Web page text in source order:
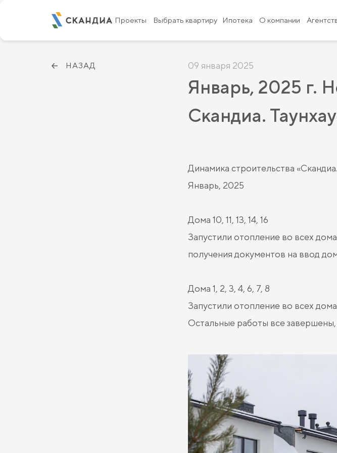
Проекты Выбрать квартиру Ипотека О компании
НАЗАД 09 января 2025
Январь, 2025 г.
Скандиа.
Динамика строительства
Январь, 2025
Дома 10, 11, 13, 14, 16
Запустили отопление во всех
получения документов на ввод
Дома 1, 2, 3, 4, 6, 7, 8
Запустили отопление во всех
Остальные работы все завершены,